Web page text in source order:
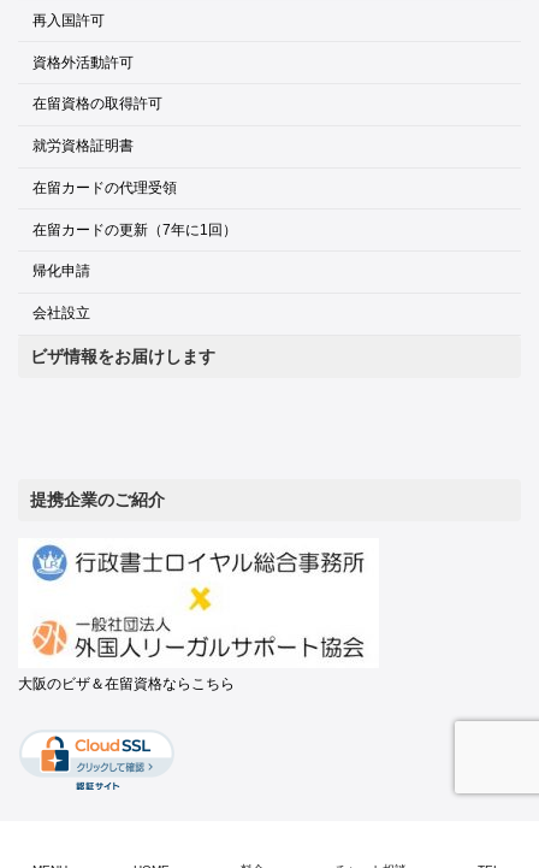
再入国許可
資格外活動許可
在留資格の取得許可
就労資格証明書
在留カードの代理受領
在留カードの更新（7年に1回）
帰化申請
会社設立
ビザ情報をお届けします
提携企業のご紹介
大阪のビザ＆在留資格ならこちら